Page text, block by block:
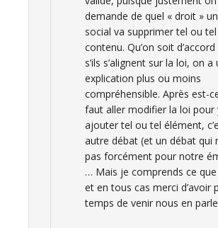
demande de quel « droit »
social va supprimer tel ou tel
contenu. Qu’on soit
s’ils s’alignent sur la loi, on a
explication plus ou moins
compréhensible. Après est-
faut aller modifier la loi pour
ajouter tel ou tel élément,
autre débat (et un débat qui
pas forcément pour notre
… Mais je comprends ce
et en tous cas merci d’avoir
temps de venir nous en